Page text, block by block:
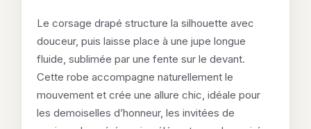
Le corsage drapé structure la silhouette avec
douceur, puis laisse place à une jupe longue
fluide, sublimée par une fente sur le devant.
Cette robe accompagne naturellement le
mouvement et crée une allure chic, idéale pour
les demoiselles d’honneur, les invitées de